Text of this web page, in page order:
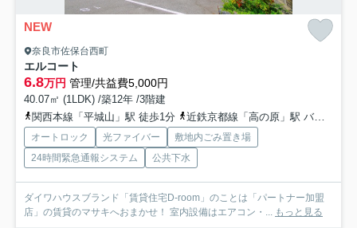
NEW
奈良市佐保台西町
エルコート
6.8万円 管理/共益費5,000円
40.07㎡ (1LDK) /築12年 /3階建
関西本線「平城山」駅 徒歩1分
近鉄京都線「高の原」駅 バス9分 奈良交通「ならやま研究パーク」 停歩10分
オートロック 光ファイバー
敷地内ごみ置き場
24時間緊急通報システム
公共下水
ダイワハウスブランド「賃貸住宅D-room」のことは「パートナー加盟
店」の賃貸のマサキへおまかせ！ 室内設備はエアコン・... もっと見る